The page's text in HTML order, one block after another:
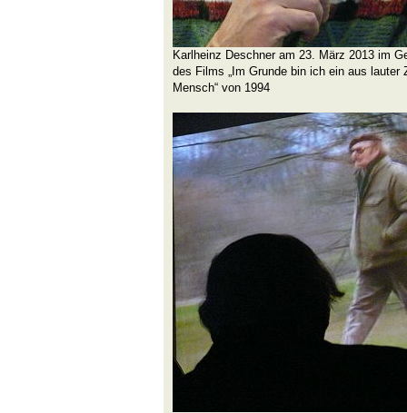
Karlheinz Deschner am 23. März 2013 im
des Films „Im Grunde bin ich ein aus lauter
Mensch“ von 1994